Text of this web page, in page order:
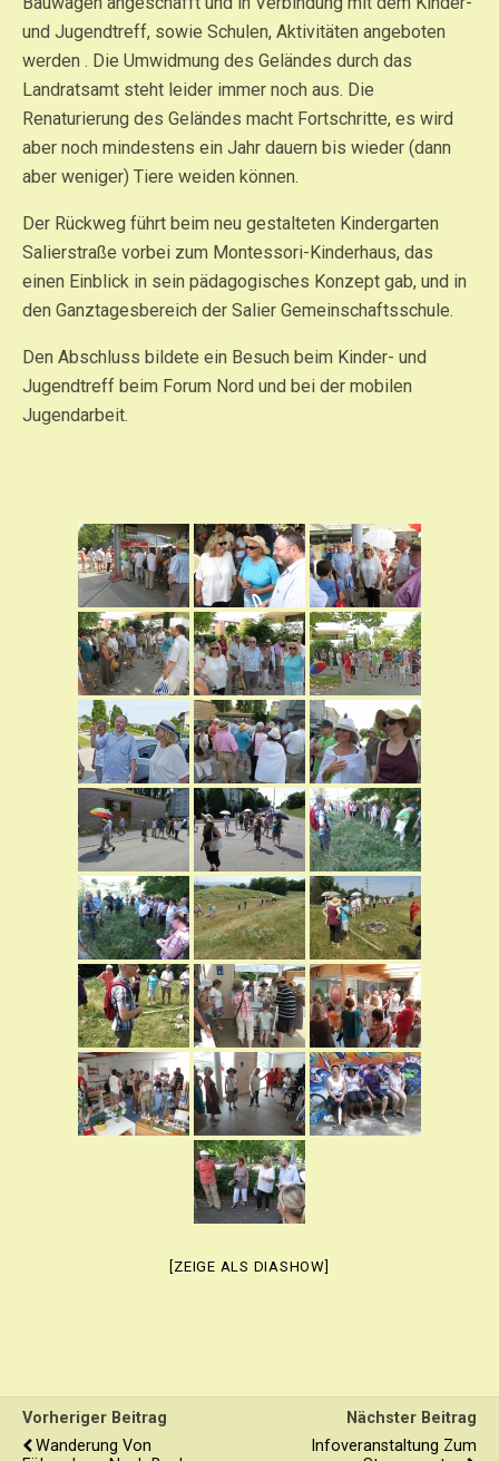
und Jugendtreff, sowie Schulen, Aktivitäten angeboten
werden . Die Umwidmung des Geländes durch das
Landratsamt steht leider immer noch aus. Die
Renaturierung des Geländes macht Fortschritte, es wird
aber noch mindestens ein Jahr dauern bis wieder (dann
aber weniger) Tiere weiden können.
Der Rückweg führt beim neu gestalteten Kindergarten
Salierstraße vorbei zum Montessori-Kinderhaus, das
einen Einblick in sein pädagogisches Konzept gab, und in
den Ganztagesbereich der Salier Gemeinschaftsschule.
Den Abschluss bildete ein Besuch beim Kinder- und
Jugendtreff beim Forum Nord und bei der mobilen
Jugendarbeit.
[ZEIGE ALS DIASHOW]
Vorheriger Beitrag
Wanderung Von
Nächster Beitrag
Infoveranstaltung Zum